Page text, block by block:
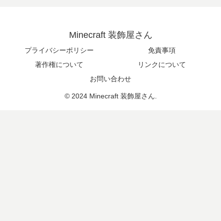
Minecraft 装飾屋さん
プライバシーポリシー
免責事項
著作権について
リンクについて
お問い合わせ
© 2024 Minecraft 装飾屋さん.